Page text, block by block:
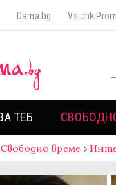
Dama.bg
ТЕБ
Свободно време ›